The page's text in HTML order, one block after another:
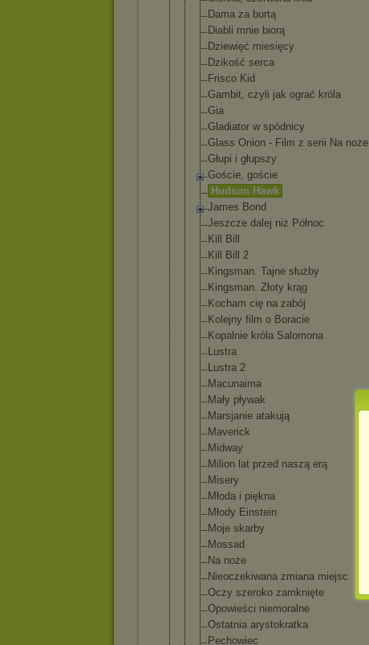
Dama za burtą
Diabli mnie biorą
Dziewięć miesięcy
Dzikość serca
Frisco Kid
Gambit, czyli jak ograć króla
Gia
Gladiator w spódnicy
Glass Onion - Film z serii Na noże
Głupi i głupszy
Goście, goście
Hudson Hawk
James Bond
Jeszcze dalej niż Północ
Kill Bill
Kill Bill 2
Kingsman. Tajne służby
Kingsman. Złoty krąg
Kocham cię na zabój
Kolejny film o Boracie
Kopalnie króla Salomona
Lustra
Lustra 2
Macunaima
Mały pływak
Marsjanie atakują
Maverick
Midway
Milion lat przed naszą erą
Misery
Młoda i piękna
Młody Einstein
Moje skarby
Mossad
Na noże
Nieoczekiwana zmiana miejsc
Oczy szeroko zamknięte
Opowieści niemoralne
Ostatnia arystokratka
Pechowiec